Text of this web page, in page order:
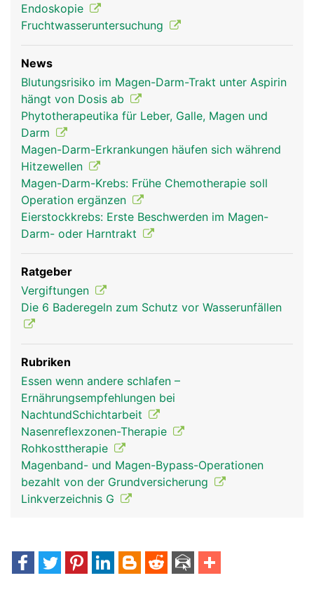
Kopf Links Mann
Endoskopie
Fruchtwasseruntersuchung
News
Blutungsrisiko im Magen-Darm-Trakt unter Aspirin
hängt von Dosis ab
Phytotherapeutika für Leber, Galle, Magen und
Darm
Magen-Darm-Erkrankungen häufen sich während
Hitzewellen
Magen-Darm-Krebs: Frühe Chemotherapie soll
Operation ergänzen
Eierstockkrebs: Erste Beschwerden im Magen-
Darm- oder Harntrakt
Ratgeber
Vergiftungen
Die 6 Baderegeln zum Schutz vor Wasserunfällen
Rubriken
Essen wenn andere schlafen –
Ernährungsempfehlungen bei
NachtundSchichtarbeit
Nasenreflexzonen-Therapie
Rohkosttherapie
Magenband- und Magen-Bypass-Operationen
bezahlt von der Grundversicherung
Linkverzeichnis G